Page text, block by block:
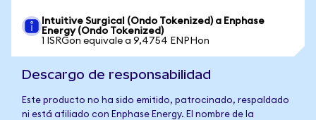
Intuitive Surgical (Ondo Tokenized) a Enphase
Energy (Ondo Tokenized)
1 ISRGon equivale a 9,4754 ENPHon
Descargo de responsabilidad
Este producto no ha sido emitido, patrocinado, respaldado
ni está afiliado con Enphase Energy. El nombre de la